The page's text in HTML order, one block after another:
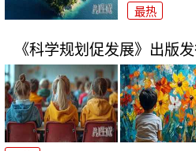
最热
《科学规划促发展》出版